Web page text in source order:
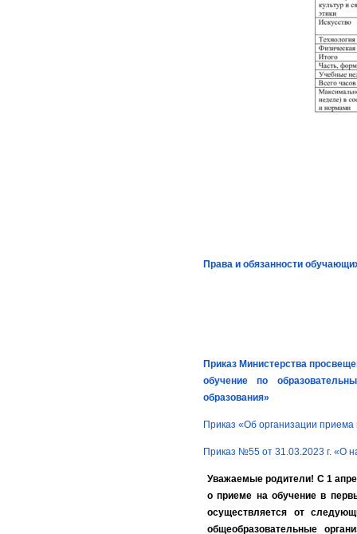
Права и обязанности
Приказ Министерства
обучение по
образования»
Приказ «Об организации приема
Приказ №55 от 31.03.2023 г. «О
Уважаемые родители! С 1
о приеме на обучение в
осуществляется от
общеобразовательные